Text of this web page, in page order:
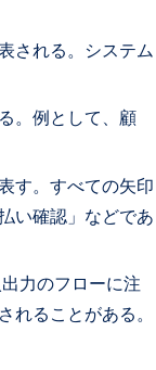
される。システム
。例として、顧
す。すべての矢印
い確認」などであ
力のフローに注
ることがある。